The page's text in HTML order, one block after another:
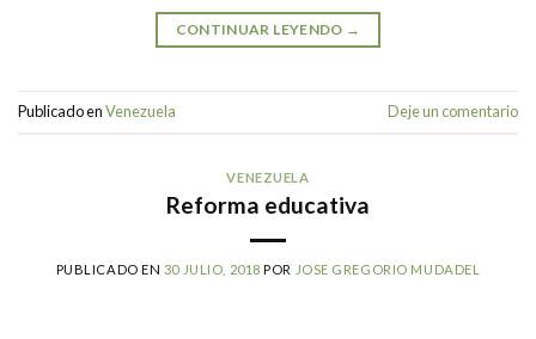
CONTINUAR LEYENDO →
Publicado enVenezuela Deje un comentario
VENEZUELA
Reforma educativa
PUBLICADO EN 30 JULIO, 2018 POR JOSE GREGORIO MUDADEL